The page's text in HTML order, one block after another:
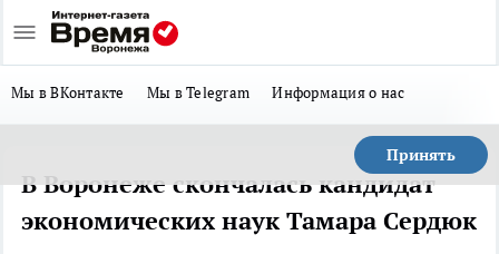
Мы в ВКонтакте Мы в Telegram Информация о нас
Принять
В Воронеже скончалась кандидат
экономических наук Тамара Сердюк